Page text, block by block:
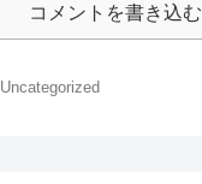
コメントを書き込む
Uncategorized